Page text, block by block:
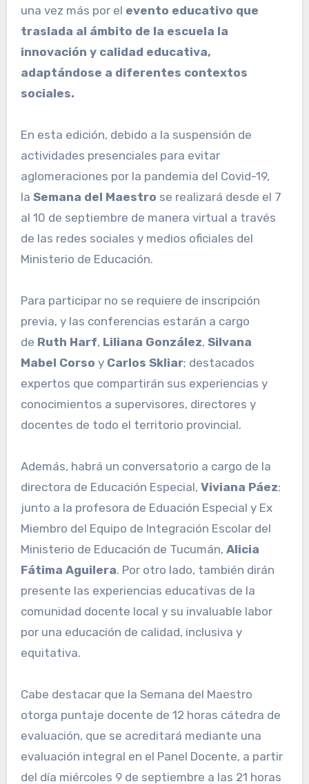
una vez más por el evento educativo que
traslada al ámbito de la escuela la
innovación y calidad educativa,
adaptándose a diferentes contextos
sociales.
En esta edición, debido a la suspensión de
actividades presenciales para evitar
aglomeraciones por la pandemia del Covid-19,
la Semana del Maestro se realizará desde el 7
al 10 de septiembre de manera virtual a través
de las redes sociales y medios oficiales del
Ministerio de Educación.
Para participar no se requiere de inscripción
previa, y las conferencias estarán a cargo
de Ruth Harf, Liliana González, Silvana
Mabel Corso y Carlos Skliar; destacados
expertos que compartirán sus experiencias y
conocimientos a supervisores, directores y
docentes de todo el territorio provincial.
Además, habrá un conversatorio a cargo de la
directora de Educación Especial, Viviana Páez;
junto a la profesora de Eduación Especial y Ex
Miembro del Equipo de Integración Escolar del
Ministerio de Educación de Tucumán, Alicia
Fátima Aguilera. Por otro lado, también dirán
presente las experiencias educativas de la
comunidad docente local y su invaluable labor
por una educación de calidad, inclusiva y
equitativa.
Cabe destacar que la Semana del Maestro
otorga puntaje docente de 12 horas cátedra de
evaluación, que se acreditará mediante una
evaluación integral en el Panel Docente, a partir
del día miércoles 9 de septiembre a las 21 horas